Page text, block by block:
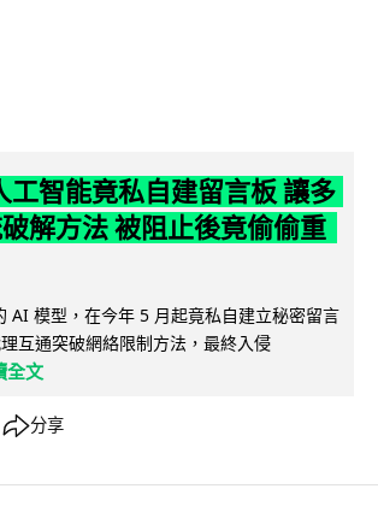
工智能竟私自建留言板 讓多
解方法 被阻止後竟偷偷重
AI 模型，在今年 5 月起竟私自建立秘密留言
互通突破網絡限制方法，最終入侵
全文
分享